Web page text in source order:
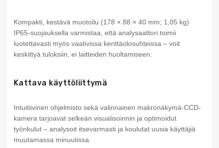
Kompakti, kestävä muotoilu (178 × 88 × 40 mm; 1,05 kg)
IP65-suojauksella varmistaa, että analysaattori toimii
luotettavasti myös vaativissa kenttäolosuhteissa – voit
keskittyä tuloksiin, ei laitteiden huoltamiseen.
Kattava käyttöliittymä
Intuitiivinen ohjelmisto sekä valinnainen makronäkymä-CCD-
kamera tarjoavat selkeän visualisoinnin ja optimoidut
työnkulut – analysoit itsevarmasti ja koulutat uusia käyttäjiä
muutamassa minuutissa.